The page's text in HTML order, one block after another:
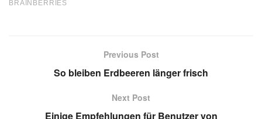
Previous Post
So bleiben Erdbeeren länger frisch
Next Post
Einige Empfehlungen für Benutzer von